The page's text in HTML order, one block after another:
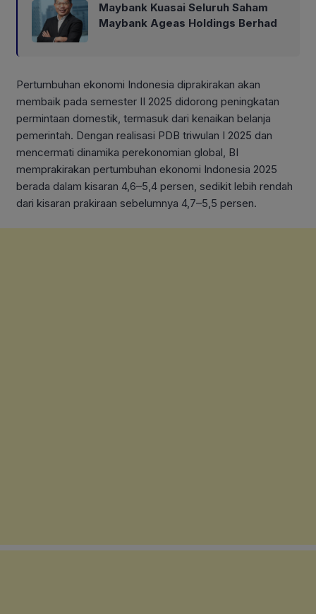
Maybank Kuasai Seluruh Saham
Maybank Ageas Holdings Berhad
Pertumbuhan ekonomi Indonesia diprakirakan akan
membaik pada semester II 2025 didorong peningkatan
permintaan domestik, termasuk dari kenaikan belanja
pemerintah. Dengan realisasi PDB triwulan I 2025 dan
mencermati dinamika perekonomian global, BI
memprakirakan pertumbuhan ekonomi Indonesia 2025
berada dalam kisaran 4,6–5,4 persen, sedikit lebih rendah
dari kisaran prakiraan sebelumnya 4,7–5,5 persen.